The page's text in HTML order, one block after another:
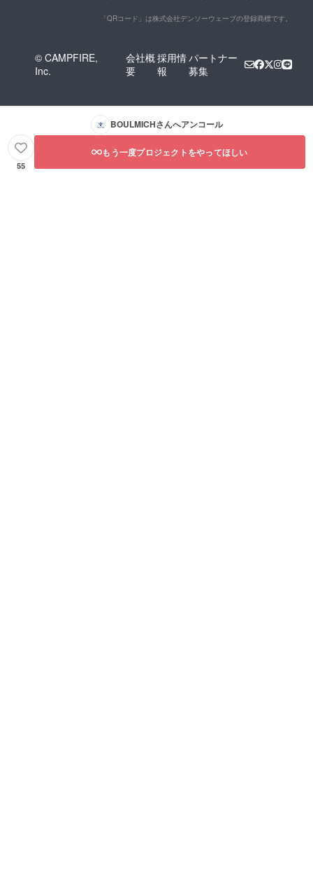
「QRコード」は株式会社デンソーウェーブの登録商標です。
© CAMPFIRE,
Inc.
会社概
要
採用情
報
パートナー
募集
BOULMICHさんへアンコール
55
もう一度プロジェクトをやってほしい